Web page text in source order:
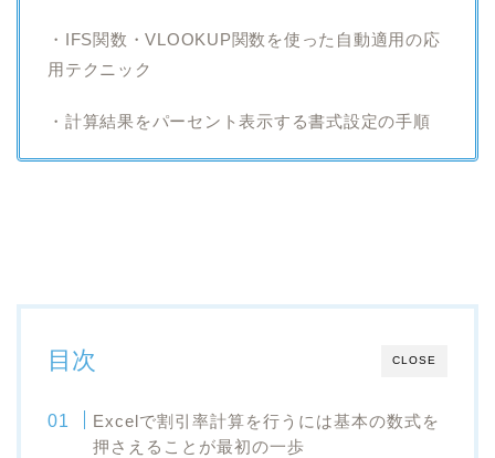
・IFS関数・VLOOKUP関数を使った自動適用の応
用テクニック
・計算結果をパーセント表示する書式設定の手順
CLOSE
目次
Excelで割引率計算を行うには基本の数式を
押さえることが最初の一歩